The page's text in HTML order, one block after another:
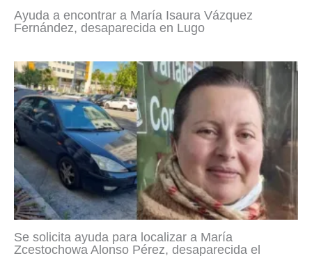
Ayuda a encontrar a María Isaura Vázquez
Fernández, desaparecida en Lugo
Se solicita ayuda para localizar a María
Zcestochowa Alonso Pérez, desaparecida el